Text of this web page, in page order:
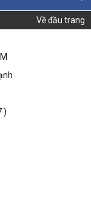
Về đầu trang
)